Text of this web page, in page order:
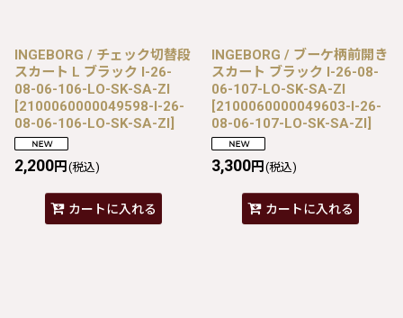
INGEBORG / チェック切替段
スカート L ブラック I-26-
08-06-106-LO-SK-SA-ZI
[2100060000049598-I-26-
08-06-106-LO-SK-SA-ZI]
2,200円 (税込)
カートに入れる
INGEBORG / ブーケ柄前開き
スカート ブラック I-26-08-
06-107-LO-SK-SA-ZI
[2100060000049603-I-26-
08-06-107-LO-SK-SA-ZI]
3,300円 (税込)
カートに入れる